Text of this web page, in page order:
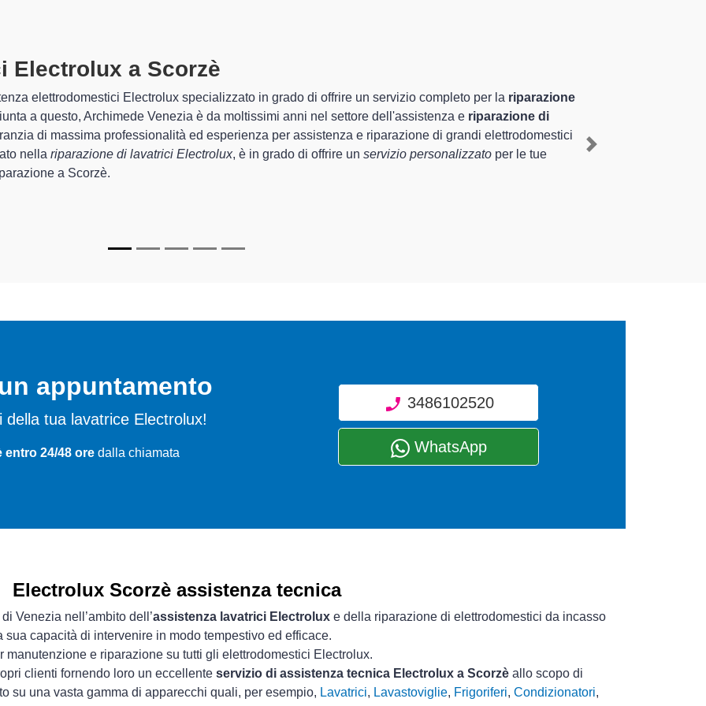
Lavatrici Electrolux A Scorzè
specializzati di Archimede Venezia sono in grado di garantire al cliente esperienza pluriennale nel territorio di Scorzè e
che riguarda la sistemazione e lariparazione della tua lavatrice Electrolux a Scorzè, mediante il ripristino rapido del
degli apparecchi.
più,i tecnici Electrolux specializzatidi Archimede Venezia sono in grado di fornire interventi di diverse tipologie sugli
per farli tornare perfettamente funzionanti e durare a lungo nel tempo.
Next
appuntamento
tua lavatrice Electrolux!
entro 24/48 oredalla chiamata
3486102520
WhatsApp
Electrolux Scorzè assistenza tecnica
Venezia nell’ambito dell’assistenza lavatrici Electrolux e della riparazione di elettrodomestici da incasso
capacità di intervenire in modo tempestivo ed efficace.
manutenzione e riparazione su tutti gli elettrodomestici Electrolux.
clienti fornendo loro un eccellente servizio di assistenza tecnica Electrolux a Scorzè allo scopo di
su una vasta gamma di apparecchi quali, per esempio, Lavatrici, Lavastoviglie, Frigoriferi, Condizionatori,